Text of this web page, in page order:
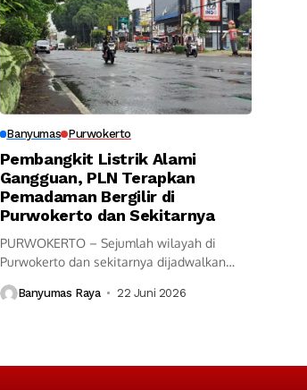
Banyumas Purwokerto
Pembangkit Listrik Alami
Gangguan, PLN Terapkan
Pemadaman Bergilir di
Purwokerto dan Sekitarnya
PURWOKERTO – Sejumlah wilayah di
Purwokerto dan sekitarnya dijadwalkan
Banyumas Raya 22 Juni 2026